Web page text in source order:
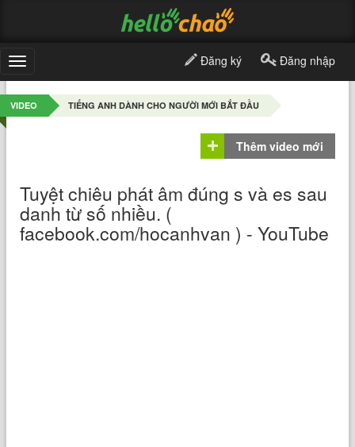
Toggle
navigation
Đăng ký Đăng nhập
VIDEO TIẾNG ANH DÀNH CHO NGƯỜI MỚI BẮT ĐẦU
Thêm video mới
Tuyệt chiêu phát âm đúng s và es sau
danh từ số nhiều. (
facebook.com/hocanhvan ) - YouTube